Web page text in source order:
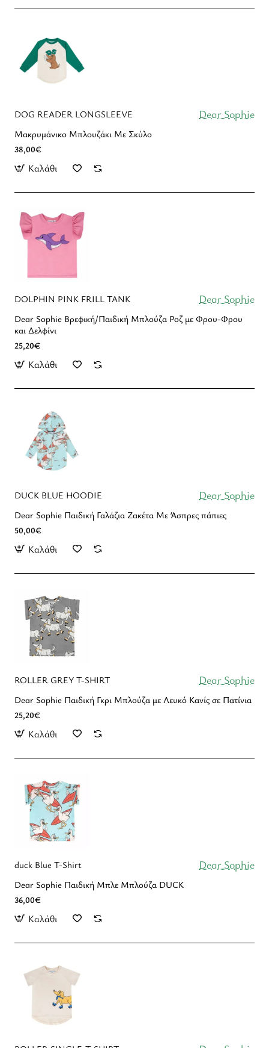
DOG READER LONGSLEEVE Dear Sophie
Mακρυμάνικο Μπλουζάκι Με Σκύλο
38,00€
Καλάθι
DOLPHIN PINK FRILL TANK Dear Sophie
Dear Sophie Βρεφική/Παιδική Μπλούζα Ροζ με Φρου-Φρου
και Δελφίνι
25,20€
Καλάθι
DUCK BLUE HOODIE Dear Sophie
Dear Sophie Παιδική Γαλάζια Ζακέτα Με Άσπρες πάπιες
50,00€
Καλάθι
ROLLER GREY T-SHIRT Dear Sophie
Dear Sophie Παιδική Γκρι Μπλούζα με Λευκό Κανίς σε Πατίνια
25,20€
Καλάθι
duck Blue T-Shirt Dear Sophie
Dear Sophie Παιδική Μπλε Μπλούζα DUCK
36,00€
Καλάθι